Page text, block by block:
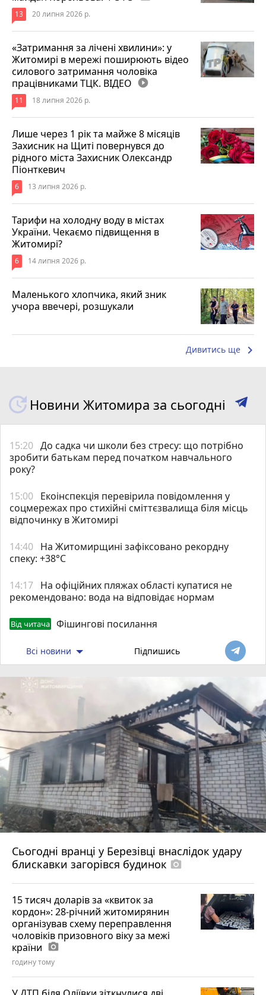
13 20 липня 2026 р.
«Затримання за лічені хвилини»: у
Житомирі в мережі поширюють відео
силового затримання чоловіка
працівниками ТЦК. ВІДЕО play_circle_filled
11 18 липня 2026 р.
Лише через 1 рік та майже 8 місяців
Захисник на Щиті повернувся до
рідного міста Захисник Олександр
Піонткевич
6 13 липня 2026 р.
Тарифи на холодну воду в містах
України. Чекаємо підвищення в
Житомирі?
6 14 липня 2026 р.
Маленького хлопчика, який зник
учора ввечері, розшукали
Дивитись ще keyboard_arrow_right
Новини Житомира за сьогодні
15:20 До садка чи школи без стресу: що потрібно
зробити батькам перед початком навчального
року?
15:00 Екоінспекція перевірила повідомлення у
соцмережах про стихійні сміттєзвалища біля місць
відпочинку в Житомирі
14:40 Н️а Житомирщині зафіксовано рекордну
спеку: +38°C
14:17 На офіційних пляжах області купатися не
рекомендовано: вода на відповідає нормам
Від читача Фішингові посилання
Всі новини Підпишись
Сьогодні вранці у Березівці внаслідок удару
блискавки загорівся будинок photo_camera
15 тисяч доларів за «квиток за
кордон»: 28-річний житомирянин
організував схему переправлення
чоловіків призовного віку за межі
країни photo_camera
годину тому